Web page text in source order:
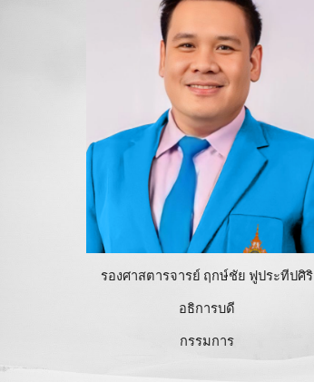
รองศาสตารจารย์ ฤกษ์ชัย ฟูประทีปศิริ
อธิการบดี
กรรมการ